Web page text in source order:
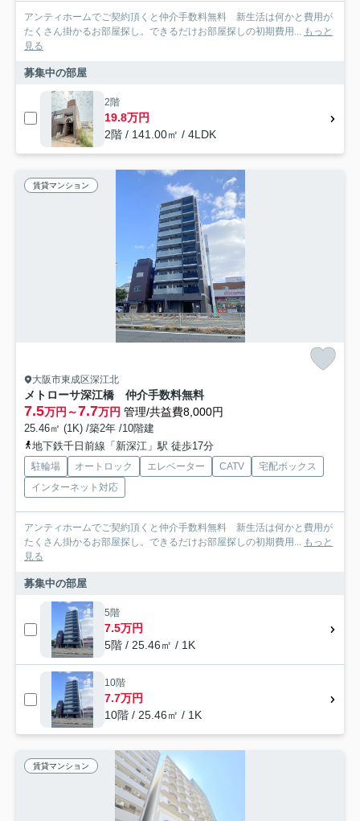
アンティホームでご契約頂くと仲介手数料無料 新生活は何かと費用が
たくさん掛かるお部屋探し。できるだけお部屋探しの初期費用... もっと
見る
募集中の部屋
2階
19.8万円
2階 / 141.00㎡ / 4LDK
賃貸マンション
大阪市東成区深江北
メトローサ深江橋 仲介手数料無料
7.5万円～7.7万円 管理/共益費8,000円
25.46㎡ (1K) /築2年 /10階建
地下鉄千日前線「新深江」駅 徒歩17分
駐輪場 オートロック エレベーター CATV
宅配ボックス
インターネット対応
アンティホームでご契約頂くと仲介手数料無料 新生活は何かと費用が
たくさん掛かるお部屋探し。できるだけお部屋探しの初期費用... もっと
見る
募集中の部屋
5階
7.5万円
5階 / 25.46㎡ / 1K
10階
7.7万円
10階 / 25.46㎡ / 1K
賃貸マンション